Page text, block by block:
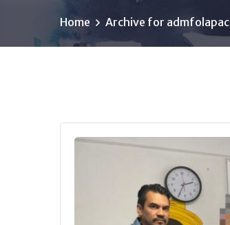
Home Archive for admfolapac